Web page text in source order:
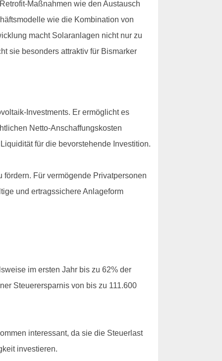
Maßnahmen wie den Austausch
wie die Kombination von
macht Solaranlagen nicht nur zu
sie besonders attraktiv für Bismarker
Investments. Er ermöglicht es
Netto-Anschaffungskosten
für die bevorstehende Investition.
Für vermögende Privatpersonen
und ertragssichere Anlageform
im ersten Jahr bis zu 62% der
Steuerersparnis von bis zu 111.600
interessant, da sie die Steuerlast
investieren.